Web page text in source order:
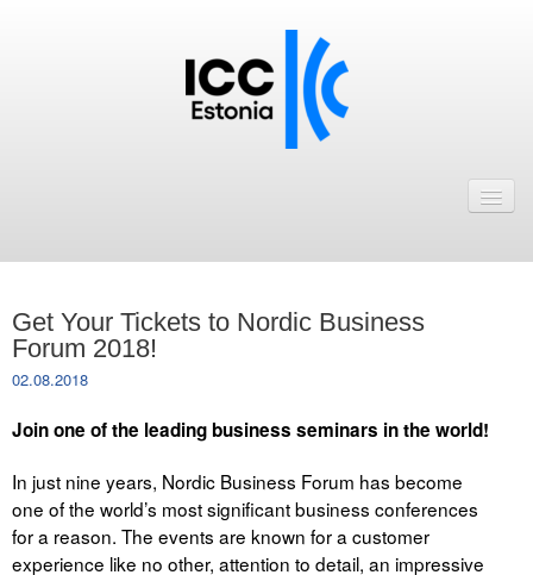
ICC Eesti liikmebaas
Liikmete pakkumised
Astu ICC Eesti liikmeks!
Kalender
ICC Eesti
Get Your Tickets to Nordic Business
Forum 2018!
02.08.2018
Join one of the leading business seminars in the world!
In just nine years, Nordic Business Forum has become
one of the world’s most significant business conferences
for a reason. The events are known for a customer
experience like no other, attention to detail, an impressive